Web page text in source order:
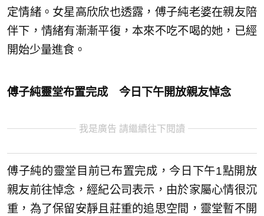
定情緒。女星高欣欣也透露，傅子純老婆在親友陪
伴下，情緒有漸漸平復，本來不吃不喝的她，已經
開始少量進食。
傅子純靈堂布置完成 今日下午開放親友悼念
我是廣告 請繼續往下閱讀
傅子純的靈堂目前已布置完成，今日下午1點開放
親友前往悼念，經紀公司表示，由於家屬心情很沉
重，為了保留安靜且莊重的追思空間，靈堂暫不開